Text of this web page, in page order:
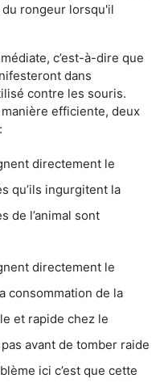
rongeur lorsqu'il
c’est-à-dire que
dans
contre les souris.
efficiente, deux
directement le
qu’ils ingurgitent la
de l’animal sont
directement le
consommation de la
et rapide chez le
avant de tomber raide
ici c’est que cette